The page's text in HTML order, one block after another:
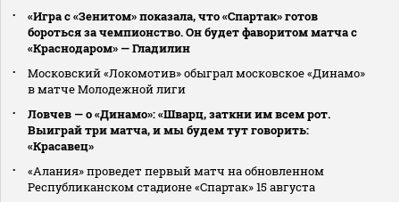
«Игра с «Зенитом» показала, что «Спартак» готов
бороться за чемпионство. Он будет фаворитом матча с
«Краснодаром» — Гладилин
Московский «Локомотив» обыграл московское «Динамо»
в матче Молодежной лиги
Ловчев — о «Динамо»: «Шварц, заткни им всем рот.
Выиграй три матча, и мы будем тут говорить:
«Красавец»
«Алания» проведет первый матч на обновленном
Республиканском стадионе «Спартак» 15 августа